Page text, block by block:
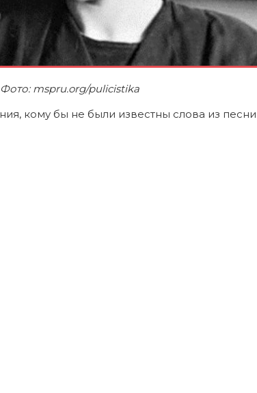
mspru.org/pulicistika
кому бы не были известны слова из песни